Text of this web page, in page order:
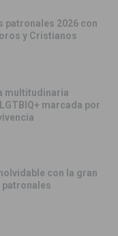
patronales 2026 con
y Cristianos
multitudinaria
marcada por
con la gran
patronales